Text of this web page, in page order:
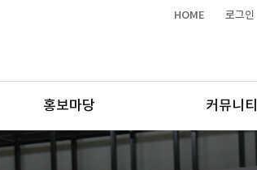
HOME 로그인
홍보마당 커뮤니티